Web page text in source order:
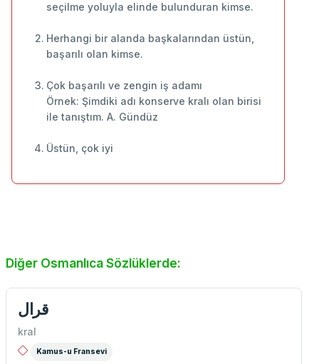
seçilme yoluyla elinde bulunduran kimse.
Herhangi bir alanda başkalarından üstün,
başarılı olan kimse.
Çok başarılı ve zengin iş adamı
Örnek: Şimdiki adı konserve kralı olan birisi
ile tanıştım. A. Gündüz
Üstün, çok iyi
Diğer Osmanlıca Sözlüklerde:
قرال
kral
Kamus-u Fransevi